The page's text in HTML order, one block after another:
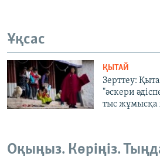
Ұқсас
ҚЫТАЙ
Зерттеу:
"әскери
тыс жұмысқа
Оқыңыз. Көріңіз.